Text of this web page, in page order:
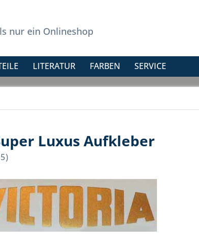
nur ein Onlineshop
LITERATUR FARBEN SERVICE
Luxus Aufkleber
5)